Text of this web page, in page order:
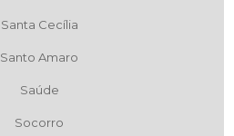
Santa Cecília
Santo Amaro
Saúde
Socorro